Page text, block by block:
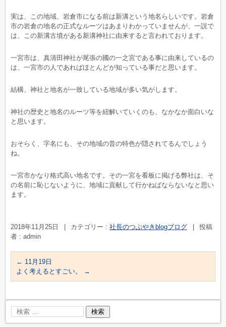
実は、この地域、岩倉市になる前は新溝という地名らしいです。岩倉
市の岩倉の地名の正式なルーツはあまりわかっていませんが、一説で
は、この新溝古墳がある新溝神社に由来すると言われております。
一宮市は、真清田神社が尾張の國の一之宮である事に由来しているの
は、一宮市の人であればほとんどが知っている事だと思います。
結構、神社と地名が一致している地域が多い気がします。
神社の歴史と地名のルーツ等を紐解いていくのも、なかなか面白いな
と思います。
おそらく、字名にも、その地域の昔の特色が隠されてるんでしょう
ね。
一宮市かなり格式高い地名です。その一宮を看板に掲げる弊社は、そ
の名前に恥じないように、地域に貢献して行かねばならないなと思い
ます。
2018年11月25日 カテゴリー : 社長のつぶやきblogブログ
投稿
者 : admin
← 11月19日
よく考えるとすごい。
→